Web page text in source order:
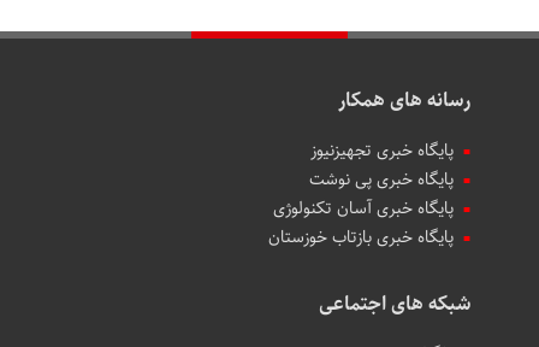
رسانه های همکار
پایگاه خبری تجهیزنیوز
پایگاه خبری پی نوشت
پایگاه خبری آسان تکنولوژی
پایگاه خبری بازتاب خوزستان
شبکه های اجتماعی